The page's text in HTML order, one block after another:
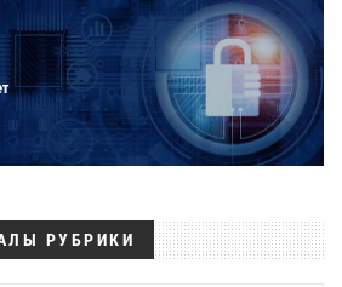
РУБРИКИ